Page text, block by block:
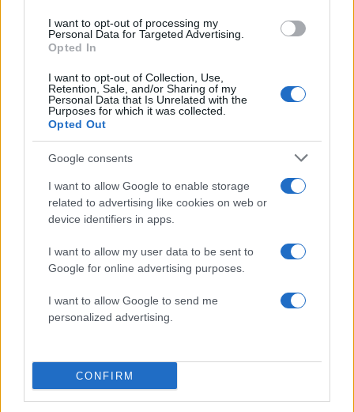
I want to opt-out of processing my
Personal Data for Targeted Advertising.
Opted In
I want to opt-out of Collection, Use,
Retention, Sale, and/or Sharing of my
Personal Data that Is Unrelated with the
Purposes for which it was collected.
Opted Out
Google consents
I want to allow Google to enable storage
related to advertising like cookies on web or
device identifiers in apps.
I want to allow my user data to be sent to
Google for online advertising purposes.
I want to allow Google to send me
personalized advertising.
CONFIRM
Τα αποτελέσματα της διαδικασίας θα είναι
διαθέσιμα την Τρίτη 10/6/2025, οπότε, όσοι
ηλεκτρονική διεύθυνση, που θα έχουν δηλώσει,
με τις οδηγίες για την εκτύπωση της κάρτας
κατασκηνωτή, η οποία πρέπει να υπογραφεί και
να παραδοθεί κατά την άφιξη στην κατασκήνωση.